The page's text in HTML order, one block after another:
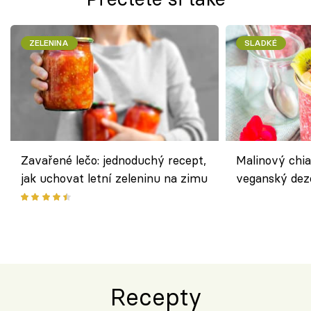
ZELENINA
Zavařené lečo: jednoduchý recept,
jak uchovat letní zeleninu na zimu
SLADKÉ
Malinový
veganský
Recepty